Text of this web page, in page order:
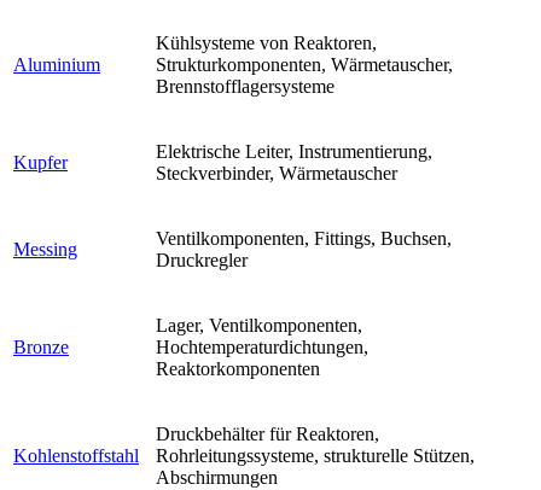
Aluminium
Kühlsysteme von Reaktoren,
Strukturkomponenten, Wärmetauscher,
Brennstofflagersysteme
Kupfer
Elektrische Leiter, Instrumentierung,
Steckverbinder, Wärmetauscher
Messing
Ventilkomponenten, Fittings, Buchsen,
Druckregler
Bronze
Lager, Ventilkomponenten,
Hochtemperaturdichtungen,
Reaktorkomponenten
Kohlenstoffstahl
Druckbehälter für Reaktoren,
Rohrleitungssysteme, strukturelle Stützen,
Abschirmungen